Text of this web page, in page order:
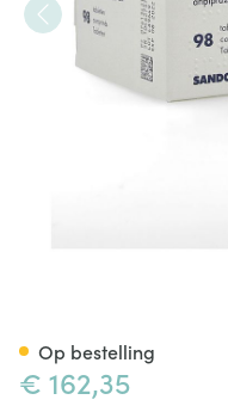
€ 162,35
Op bestelling